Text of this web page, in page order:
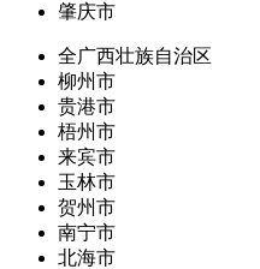
肇庆市
全广西壮族自治区
柳州市
贵港市
梧州市
来宾市
玉林市
贺州市
南宁市
北海市